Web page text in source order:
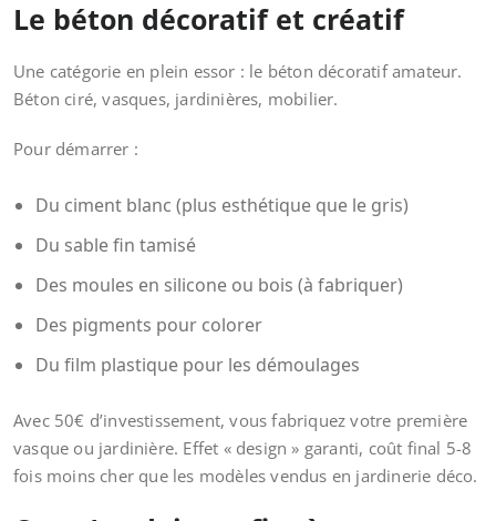
Le béton décoratif et créatif
Une catégorie en plein essor : le béton décoratif amateur.
Béton ciré, vasques, jardinières, mobilier.
Pour démarrer :
Du ciment blanc (plus esthétique que le gris)
Du sable fin tamisé
Des moules en silicone ou bois (à fabriquer)
Des pigments pour colorer
Du film plastique pour les démoulages
Avec 50€ d’investissement, vous fabriquez votre première
vasque ou jardinière. Effet « design » garanti, coût final 5-8
fois moins cher que les modèles vendus en jardinerie déco.